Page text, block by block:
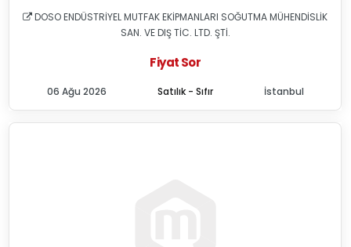
DOSO ENDÜSTRİYEL MUTFAK EKİPMANLARI SOĞUTMA MÜHENDİSLİK
SAN. VE DIŞ TİC. LTD. ŞTİ.
Fiyat Sor
Satılık - Sıfır
06 Ağu 2026 İstanbul